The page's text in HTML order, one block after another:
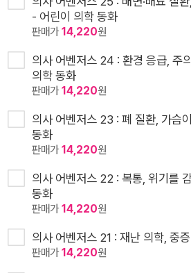
- 어린이 의학 동화
판매가14,220원
의사 어벤저스 24 : 환경 응급, 주
의학 동화
판매가14,220원
의사 어벤저스 23 : 폐 질환, 가슴
동화
판매가14,220원
의사 어벤저스 22 : 복통, 위기를
동화
판매가14,220원
의사 어벤저스 21 : 재난 의학, 중
판매가14,220원